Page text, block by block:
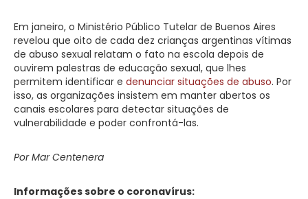
Em janeiro, o Ministério Público Tutelar de Buenos Aires
revelou que oito de cada dez crianças argentinas vítimas
de abuso sexual relatam o fato na escola depois de
ouvirem palestras de educação sexual, que lhes
permitem identificar e denunciar situações de abuso. Por
isso, as organizações insistem em manter abertos os
canais escolares para detectar situações de
vulnerabilidade e poder confrontá-las.
Por Mar Centenera
Informações sobre o coronavírus: